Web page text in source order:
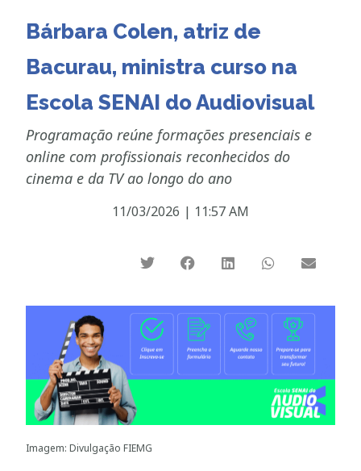
Bárbara Colen, atriz de
Bacurau, ministra curso na
Escola SENAI do Audiovisual
Programação reúne formações presenciais e
online com profissionais reconhecidos do
cinema e da TV ao longo do ano
11/03/2026 | 11:57 AM
Imagem: Divulgação FIEMG